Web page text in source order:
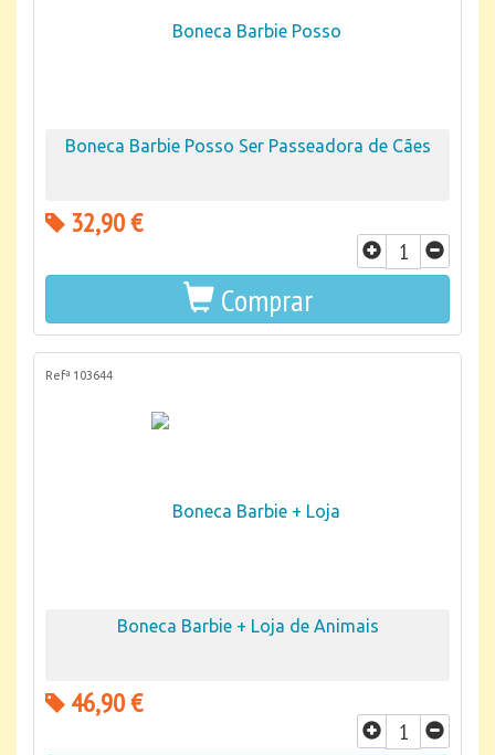
Boneca Barbie Posso Ser Passeadora de Cães
32,90 €
Comprar
Refª 103644
Boneca Barbie + Loja de Animais
46,90 €